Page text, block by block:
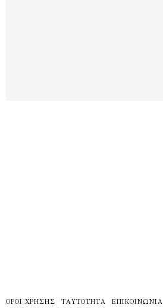
ΌΡΟΙ ΧΡΉΣΗΣ ΤΑΥΤΌΤΗΤΑ
ΕΠΙΚΟΙΝΩΝΊΑ